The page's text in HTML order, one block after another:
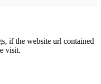
if the website url contained
visit.